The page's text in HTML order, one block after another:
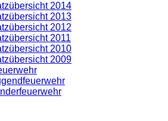
2014
2013
2012
2011
2010
2009